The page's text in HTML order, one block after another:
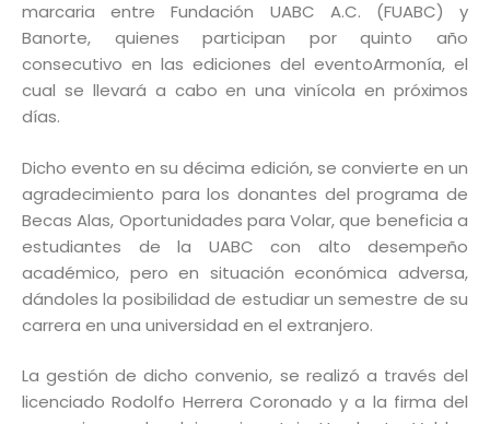
marcaria entre Fundación UABC A.C. (FUABC) y
Banorte, quienes participan por quinto año
consecutivo en las ediciones del eventoArmonía, el
cual se llevará a cabo en una vinícola en próximos
días.
Dicho evento en su décima edición, se convierte en un
agradecimiento para los donantes del programa de
Becas Alas, Oportunidades para Volar, que beneficia a
estudiantes de la UABC con alto desempeño
académico, pero en situación económica adversa,
dándoles la posibilidad de estudiar un semestre de su
carrera en una universidad en el extranjero.
La gestión de dicho convenio, se realizó a través del
licenciado Rodolfo Herrera Coronado y a la firma del